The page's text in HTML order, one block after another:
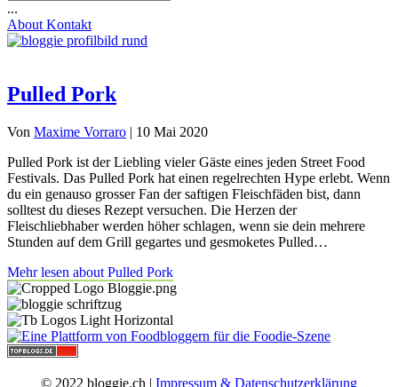
...
About Kontakt
Pulled Pork
Von Maxime Vorraro | 10 Mai 2020
Pulled Pork ist der Liebling vieler Gäste eines jeden Street Food
Festivals. Das Pulled Pork hat einen regelrechten Hype erlebt. Wenn
du ein genauso grosser Fan der saftigen Fleischfäden bist, dann
solltest du dieses Rezept versuchen. Die Herzen der
Fleischliebhaber werden höher schlagen, wenn sie dein mehrere
Stunden auf dem Grill gegartes und gesmoketes Pulled…
Mehr lesen about Pulled Pork
© 2022 bloggie.ch | Impressum & Datenschutzerklärung